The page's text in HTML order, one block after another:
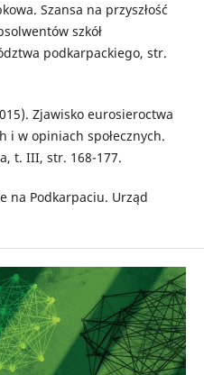
Szansa na przyszłość
szkół
podkarpackiego, str.
Zjawisko eurosieroctwa
i w opiniach społecznych.
t. III, str. 168-177.
na Podkarpaciu. Urząd